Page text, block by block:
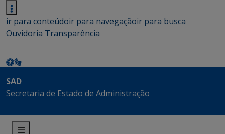
ir para conteúdoir para navegaçãoir para busca
Ouvidoria Transparência
SAD
Secretaria de Estado de Administração